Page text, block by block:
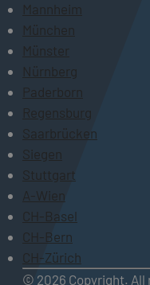
Mannheim
München
Münster
Nürnberg
Paderborn
Regensburg
Saarbrücken
Siegen
Stuttgart
A-Wien
CH-Basel
CH-Bern
CH-Zürich
© 2026 Copyright. All